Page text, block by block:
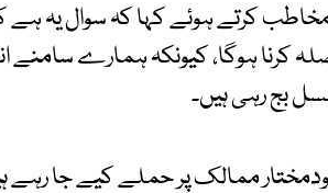
کرتے ہوئے کہا کہ سوال یہ
کرنا ہوگا، کیونکہ ہمارے سامنے
بج رہی ہیں۔
ممالک پر حملے کیے جا رہے